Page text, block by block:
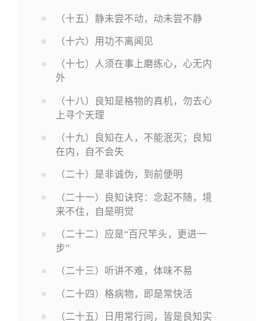
（十五）静未尝不动，动未尝不静
（十六）用功不离闻见
（十七）人须在事上磨练心，心无内
外
（十八）良知是格物的真机，勿去心
上寻个天理
（十九）良知在人，不能泯灭；良知
在内，自不会失
（二十）是非诚伪，到前便明
（二十一）良知诀窍：念起不随，境
来不住，自是明觉
（二十二）应是“百尺竿头，更进一
步”
（二十三）听讲不难，体味不易
（二十四）格病物，即是常快活
（二十五）日用常行间，皆是良知实